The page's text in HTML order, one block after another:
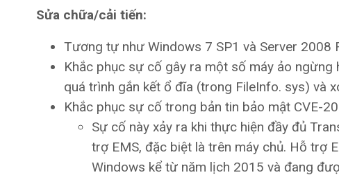
Sửa chữa/cải tiến:
Tương tự như Windows 7 SP1 và Server 2008
Khắc phục sự cố gây ra một số máy ảo
quá trình gắn kết ổ đĩa (trong FileInfo. sys) và
Khắc phục sự cố trong bản tin bảo mật CVE-
Sự cố này xảy ra khi thực hiện đầy đủ
trợ EMS, đặc biệt là trên máy chủ. Hỗ trợ
Windows kể từ năm lịch 2015 và đang